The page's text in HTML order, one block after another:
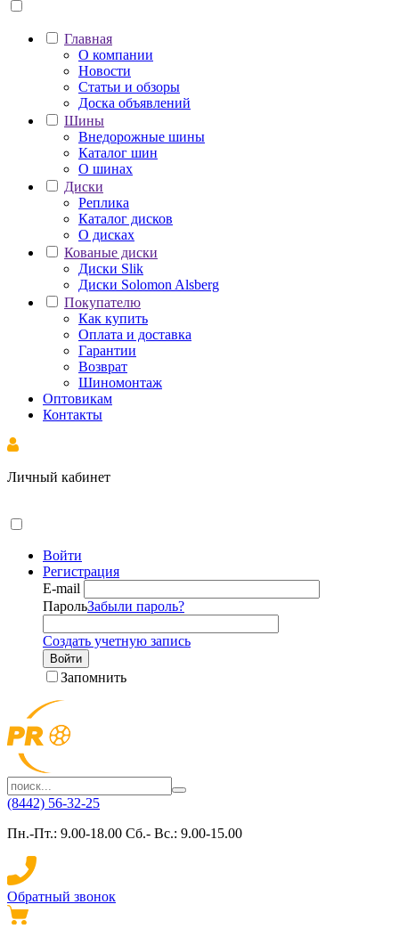
Главная
О компании
Новости
Статьи и обзоры
Доска объявлений
Шины
Внедорожные шины
Каталог шин
О шинах
Диски
Реплика
Каталог дисков
О дисках
Кованые диски
Диски Slik
Диски Solomon Alsberg
Покупателю
Как купить
Оплата и доставка
Гарантии
Возврат
Шиномонтаж
Оптовикам
Контакты
Личный кабинет
Войти
Регистрация
E-mail
ПарольЗабыли пароль?
Создать учетную запись
Войти
Запомнить
(8442) 56-32-25
Пн.-Пт.: 9.00-18.00 Сб.- Вс.: 9.00-15.00
Обратный звонок